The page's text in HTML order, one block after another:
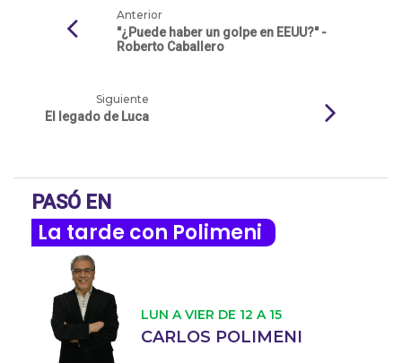
Anterior
"¿Puede haber un golpe en EEUU?" -
Roberto Caballero
Siguiente
El legado de Luca
PASÓ EN
La tarde con Polimeni
LUN A VIER DE 12 A 15
CARLOS POLIMENI